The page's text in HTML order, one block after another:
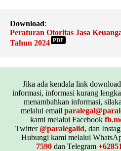
Download:
Peraturan Otoritas Jasa
Tahun 2024 PDF
Jika ada kendala link
informasi, informasi kurang
menambahkan informasi,
melalui email
kami melalui Facebook
Twitter@paralegalid, dan
Hubungi kami melalui
7590dan Telegram